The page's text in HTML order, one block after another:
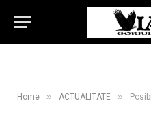
Home » ACTUALITATE » Posibilitate